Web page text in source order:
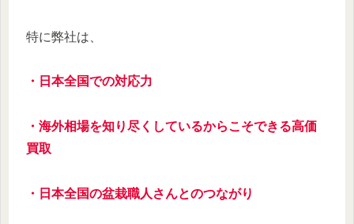
特に弊社は、
・日本全国での対応力
・海外相場を知り尽くしているからこそできる高価
買取
・日本全国の盆栽職人さんとのつながり